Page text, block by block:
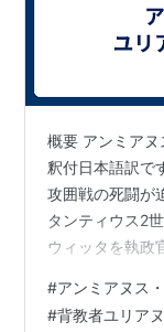
概要 アンミア
釈付日本語訳で
攻囲戦の死闘が
タンティウス2
ウィッタを執政
戻る 次の記事へ
#アンミアヌス
#背教者ユリア